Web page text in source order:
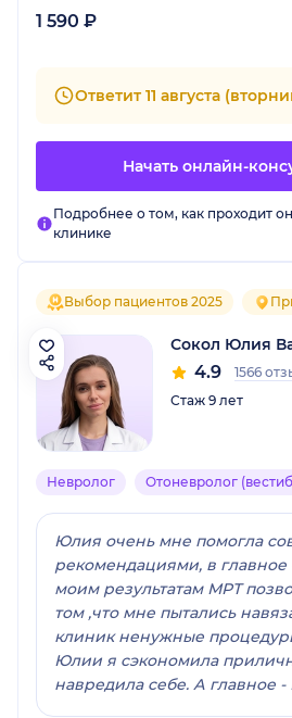
1 590 ₽
Ответит 11 августа
Начать онлайн-
Подробнее о том, как проходит
клинике
Выбор пациентов 2025
Сокол Юлия
4.9
1566
Стаж 9 лет
Невролог Отоневролог
Юлия очень мне помогла
рекомендациями, в главное
моим результатам МРТ
том ,что мне пытались
клиник ненужные
Юлии я сэкономила
навредила себе. А главное